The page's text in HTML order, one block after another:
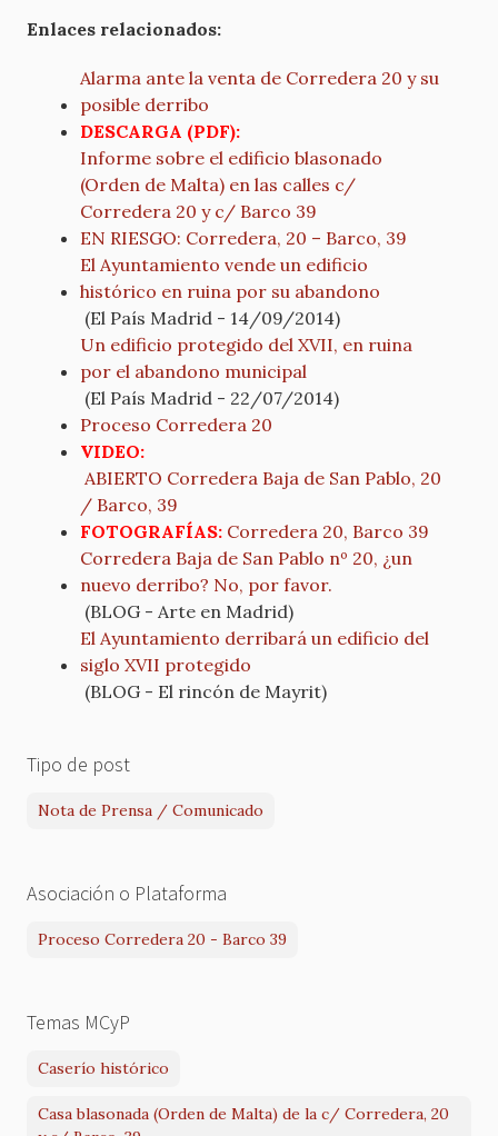
Enlaces relacionados:
Alarma ante la venta de Corredera 20 y su
posible derribo
DESCARGA (PDF):
Informe sobre el edificio blasonado
(Orden de Malta) en las calles c/
Corredera 20 y c/ Barco 39
EN RIESGO: Corredera, 20 – Barco, 39
El Ayuntamiento vende un edificio
histórico en ruina por su abandono
(El País Madrid - 14/09/2014)
Un edificio protegido del XVII, en ruina
por el abandono municipal
(El País Madrid - 22/07/2014)
Proceso Corredera 20
VIDEO:
ABIERTO Corredera Baja de San Pablo, 20
/ Barco, 39
FOTOGRAFÍAS: Corredera 20, Barco 39
Corredera Baja de San Pablo nº 20, ¿un
nuevo derribo? No, por favor.
(BLOG - Arte en Madrid)
El Ayuntamiento derribará un edificio del
siglo XVII protegido
(BLOG - El rincón de Mayrit)
Tipo de post
Nota de Prensa / Comunicado
Asociación o Plataforma
Proceso Corredera 20 - Barco 39
Temas MCyP
Caserío histórico
Casa blasonada (Orden de Malta) de la c/ Corredera, 20